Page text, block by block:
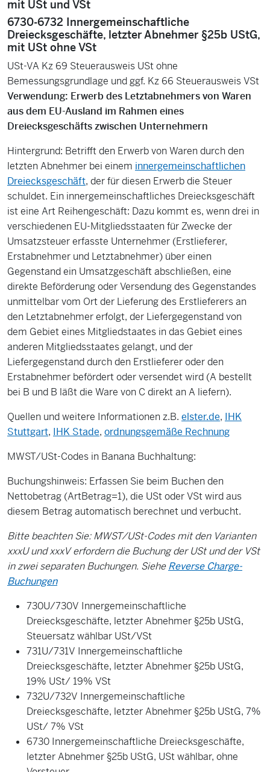
mit USt und VSt
6730-6732 Innergemeinschaftliche
Dreiecksgeschäfte, letzter Abnehmer §25b UStG,
mit USt ohne VSt
USt-VA Kz 69 Steuerausweis USt ohne
Bemessungsgrundlage und ggf. Kz 66 Steuerausweis VSt
Verwendung: Erwerb des Letztabnehmers von Waren
aus dem EU-Ausland im Rahmen eines
Dreiecksgeschäfts zwischen Unternehmern
Hintergrund: Betrifft den Erwerb von Waren durch den
letzten Abnehmer bei einem innergemeinschaftlichen
Dreiecksgeschäft, der für diesen Erwerb die Steuer
schuldet. Ein innergemeinschaftliches Dreiecksgeschäft
ist eine Art Reihengeschäft: Dazu kommt es, wenn drei in
verschiedenen EU-Mitgliedsstaaten für Zwecke der
Umsatzsteuer erfasste Unternehmer (Erstlieferer,
Erstabnehmer und Letztabnehmer) über einen
Gegenstand ein Umsatzgeschäft abschließen, eine
direkte Beförderung oder Versendung des Gegenstandes
unmittelbar vom Ort der Lieferung des Erstlieferers an
den Letztabnehmer erfolgt, der Liefergegenstand von
dem Gebiet eines Mitgliedstaates in das Gebiet eines
anderen Mitgliedsstaates gelangt, und der
Liefergegenstand durch den Erstlieferer oder den
Erstabnehmer befördert oder versendet wird (A bestellt
bei B und B läßt die Ware von C direkt an A liefern).
Quellen und weitere Informationen z.B. elster.de, IHK
Stuttgart, IHK Stade, ordnungsgemäße Rechnung
MWST/USt-Codes in Banana Buchhaltung:
Buchungshinweis: Erfassen Sie beim Buchen den
Nettobetrag (ArtBetrag=1), die USt oder VSt wird aus
diesem Betrag automatisch berechnet und verbucht.
Bitte beachten Sie: MWST/USt-Codes mit den Varianten
xxxU und xxxV erfordern die Buchung der USt und der VSt
in zwei separaten Buchungen. SieheReverse Charge-
Buchungen
730U/730V Innergemeinschaftliche
Dreiecksgeschäfte, letzter Abnehmer §25b UStG,
Steuersatz wählbar USt/VSt
731U/731V Innergemeinschaftliche
Dreiecksgeschäfte, letzter Abnehmer §25b UStG,
19% USt/ 19% VSt
732U/732V Innergemeinschaftliche
Dreiecksgeschäfte, letzter Abnehmer §25b UStG, 7%
USt/ 7% VSt
6730 Innergemeinschaftliche Dreiecksgeschäfte,
letzter Abnehmer §25b UStG, USt wählbar, ohne